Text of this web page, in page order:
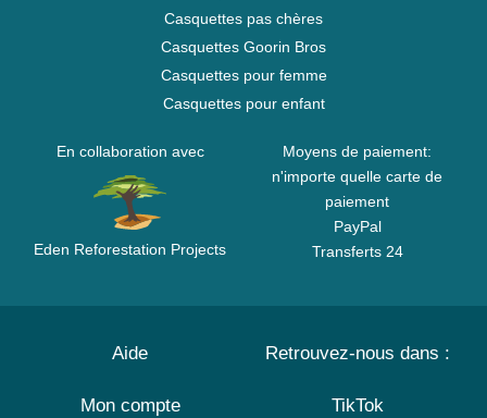
Casquettes pas chères
Casquettes Goorin Bros
Casquettes pour femme
Casquettes pour enfant
En collaboration avec
Eden Reforestation Projects
Moyens de paiement:
n'importe quelle carte de
paiement
PayPal
Transferts 24
Aide
Mon compte
Retrouvez-nous dans :
TikTok